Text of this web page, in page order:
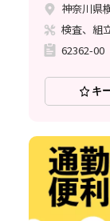
神奈川県
検査、組
62362-00
キ